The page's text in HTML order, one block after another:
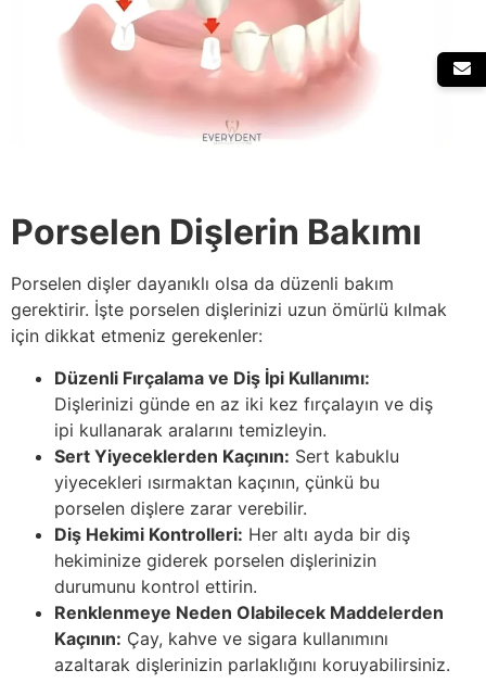
Porselen Dişlerin Bakımı
Porselen dişler dayanıklı olsa da düzenli bakım
gerektirir. İşte porselen dişlerinizi uzun ömürlü kılmak
için dikkat etmeniz gerekenler:
Düzenli Fırçalama ve Diş İpi Kullanımı:
Dişlerinizi günde en az iki kez fırçalayın ve diş
ipi kullanarak aralarını temizleyin.
Sert Yiyeceklerden Kaçının: Sert kabuklu
yiyecekleri ısırmaktan kaçının, çünkü bu
porselen dişlere zarar verebilir.
Diş Hekimi Kontrolleri: Her altı ayda bir diş
hekiminize giderek porselen dişlerinizin
durumunu kontrol ettirin.
Renklenmeye Neden Olabilecek Maddelerden
Kaçının: Çay, kahve ve sigara kullanımını
azaltarak dişlerinizin parlaklığını koruyabilirsiniz.